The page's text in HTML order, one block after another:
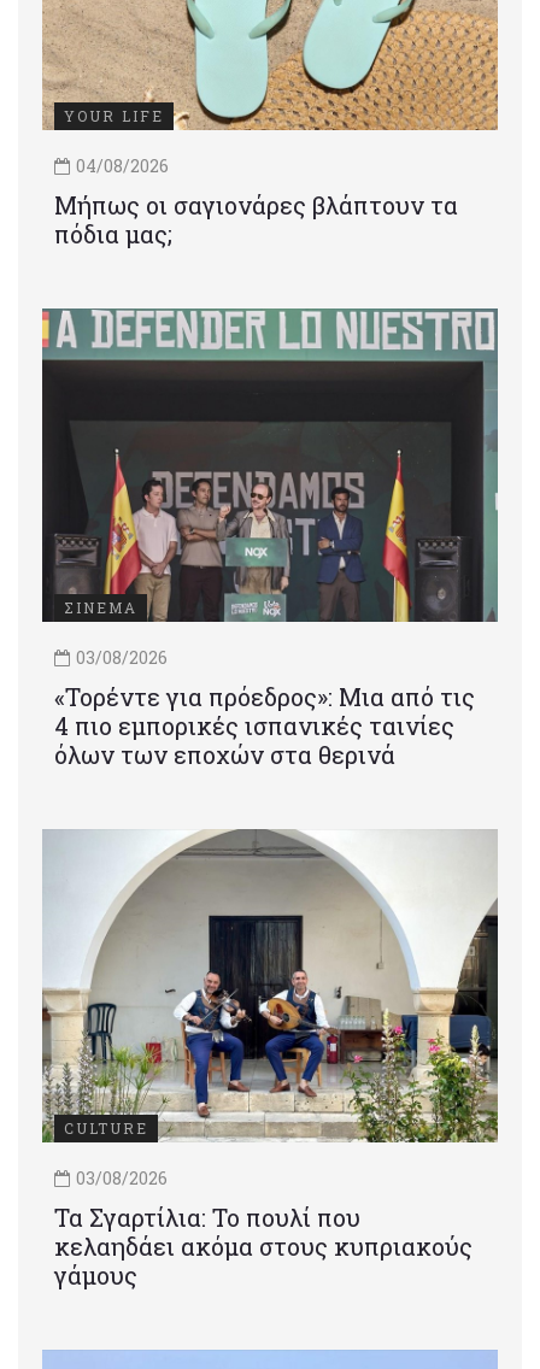
YOUR LIFE
04/08/2026
Μήπως οι σαγιονάρες βλάπτουν τα
πόδια μας;
ΣΙΝΕΜΑ
03/08/2026
«Τορέντε για πρόεδρος»: Mια από τις
4 πιο εμπορικές ισπανικές ταινίες
όλων των εποχών στα θερινά
CULTURE
03/08/2026
Τα Σγαρτίλια: Το πουλί που
κελαηδάει ακόμα στους κυπριακούς
γάμους